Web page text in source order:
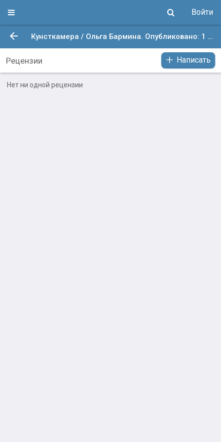
Войти
Кунсткамера / Ольга Бармина. Опубликовано: 1 июн. 2020 в 7:38
Рецензии Написать
Нет ни одной рецензии